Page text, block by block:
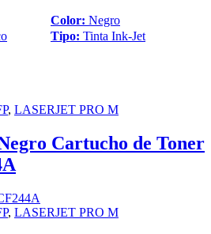
Color: Negro
Tipo: Tinta Ink-Jet
, LASERJET PRO M
Cartucho de Toner
, LASERJET PRO M